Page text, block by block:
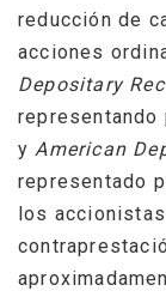
reducción de
acciones
Depositary
yAmerican
representado
los